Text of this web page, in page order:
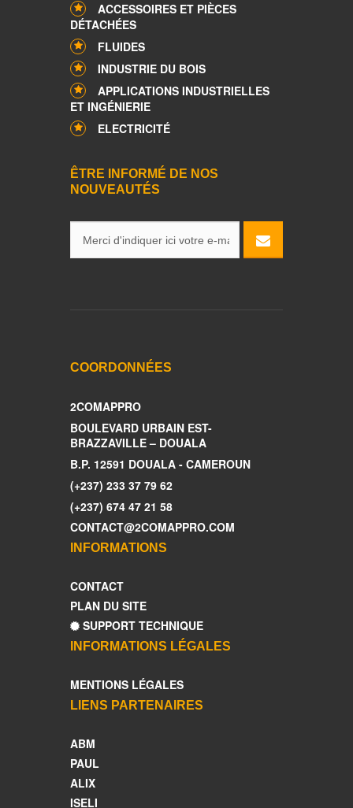
ACCESSOIRES ET PIÈCES
DÉTACHÉES
FLUIDES
INDUSTRIE DU BOIS
APPLICATIONS INDUSTRIELLES
ET INGÉNIERIE
ELECTRICITÉ
ÊTRE INFORMÉ DE NOS
NOUVEAUTÉS
COORDONNÉES
2COMAPPRO
BOULEVARD URBAIN EST-
BRAZZAVILLE – DOUALA
B.P. 12591 DOUALA - CAMEROUN
(+237) 233 37 79 62
(+237) 674 47 21 58
CONTACT@2COMAPPRO.COM
INFORMATIONS
CONTACT
PLAN DU SITE
SUPPORT TECHNIQUE
INFORMATIONS LÉGALES
MENTIONS LÉGALES
LIENS PARTENAIRES
ABM
PAUL
ALIX
ISELI